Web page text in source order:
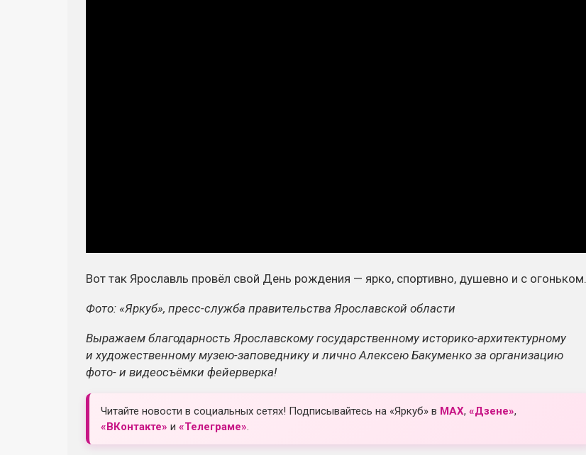
Вот так Ярославль провёл свой День рождения — ярко, спортивно, душевно и с огоньком.
Фото: «Яркуб», пресс-служба правительства Ярославской области
Выражаем благодарность Ярославскому государственному историко-архитектурному
и художественному музею-заповеднику и лично Алексею Бакуменко за организацию
фото- и видеосъёмки фейерверка!
Читайте новости в социальных сетях! Подписывайтесь на «Яркуб» в MAX, «Дзене»,
«ВКонтакте» и «Телеграме».